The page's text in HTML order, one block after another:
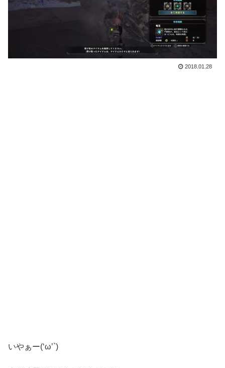
2018.01.28
いやぁー(‘ω’`)